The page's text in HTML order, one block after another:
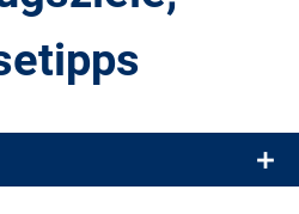
Ein Blog für alle, die gern